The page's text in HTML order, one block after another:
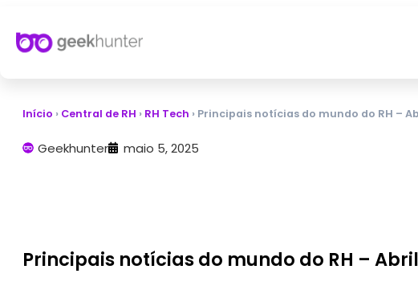
Início › Central de RH › RH Tech › Principais notícias do mundo do RH –
Geekhunter maio 5, 2025
Principais notícias do mundo do RH –